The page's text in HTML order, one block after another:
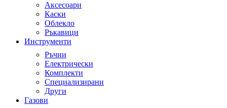
Аксесоари
Каски
Облекло
Ръкавици
Инструменти
Ръчни
Електрически
Комплекти
Специализирани
Други
Газови